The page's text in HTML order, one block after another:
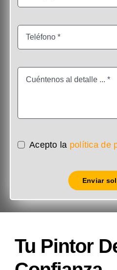
Acepto la política de
Enviar
Tu Pintor